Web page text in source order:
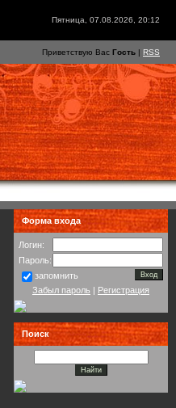
Пятница, 07.08.2026, 20:12
Приветствую Вас Гость | RSS
Форма входа
Логин:
Пароль:
запомнить
Забыл пароль | Регистрация
Поиск